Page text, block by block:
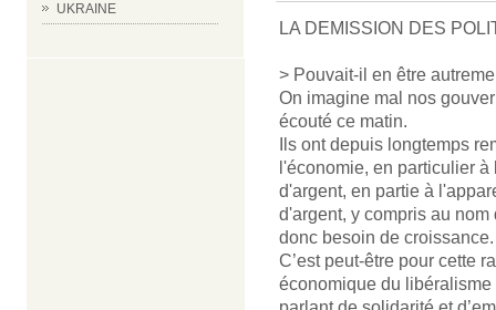
UKRAINE
LA DEMISSION DES
> Pouvait-il en être
On imagine mal nos
écouté ce matin.
Ils ont depuis longtemps
l'économie, en particulier
d'argent, en partie à
d'argent, y compris au
donc besoin de croissance.
C’est peut-être pour cette
économique du